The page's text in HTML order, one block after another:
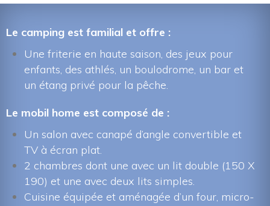
Le camping est familial et offre :
Une friterie en haute saison, des jeux pour
enfants, des athlés, un boulodrome, un bar et
un étang privé pour la pêche.
Le mobil home est composé de :
Un salon avec canapé d’angle convertible et
TV à écran plat.
2 chambres dont une avec un lit double (150 X
190) et une avec deux lits simples.
Cuisine équipée et aménagée d’un four, micro-